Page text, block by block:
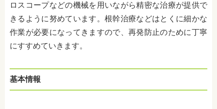
ロスコープなどの機械を用いながら精密な治療が提供で
きるように努めています。根幹治療などはとくに細かな
作業が必要になってきますので、再発防止のために丁寧
にすすめていきます。
基本情報